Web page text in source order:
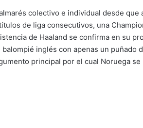
colectivo e individual desde
de liga consecutivos, una
de Haaland se confirma en su
balompié inglés con apenas un puñado
principal por el cual Noruega